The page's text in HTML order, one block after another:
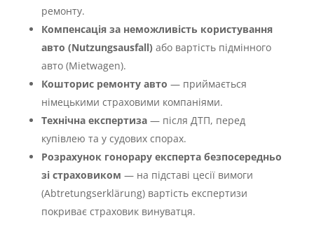
ремонту.
Компенсація за неможливість користування
авто (Nutzungsausfall) або вартість підмінного
авто (Mietwagen).
Кошторис ремонту авто — приймається
німецькими страховими компаніями.
Технічна експертиза— після ДТП, перед
купівлею та у судових спорах.
Розрахунок гонорару експерта безпосередньо
зі страховиком — на підставі цесії вимоги
(Abtretungserklärung) вартість експертизи
покриває страховик винуватця.